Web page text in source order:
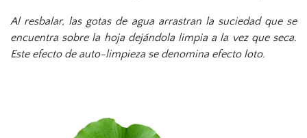
Al resbalar, las gotas de agua arrastran la suciedad que se
encuentra sobre la hoja dejándola limpia a la vez que seca.
Este efecto de auto-limpieza se denomina efecto loto.